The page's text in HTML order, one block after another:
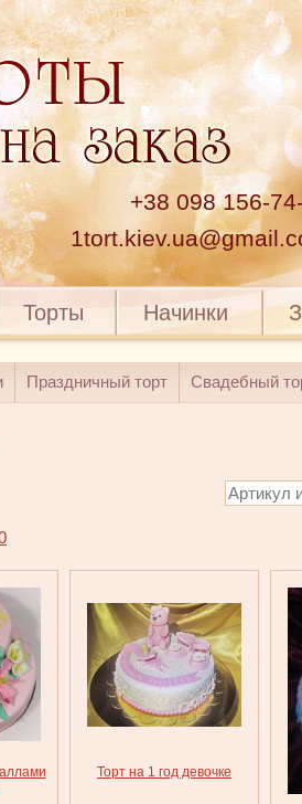
+38 098 156-
Торты Начинки
Праздничный торт Свадебный
Торт на 1 год девочке